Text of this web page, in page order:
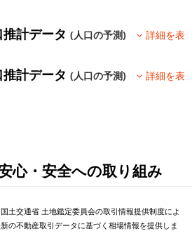
推計データ(人口の予測)
詳細を表
推計データ(人口の予測)
詳細を表
心・安全への取り組み
土交通省 土地鑑定委員会の取引情報提供制度によ
の不動産取引データに基づく相場情報を提供しま